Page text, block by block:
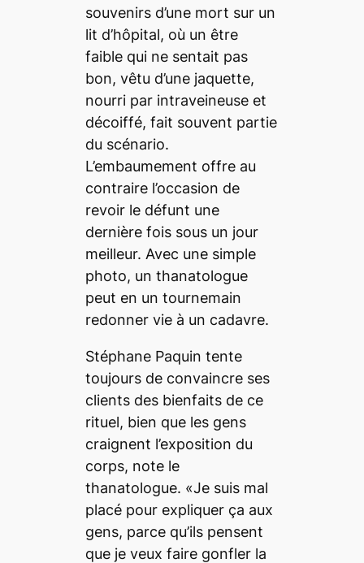
souvenirs d’une mort sur un
lit d’hôpital, où un être
faible qui ne sentait pas
bon, vêtu d’une jaquette,
nourri par intraveineuse et
décoiffé, fait souvent partie
du scénario.
L’embaumement offre au
contraire l’occasion de
revoir le défunt une
dernière fois sous un jour
meilleur. Avec une simple
photo, un thanatologue
peut en un tournemain
redonner vie à un cadavre.
Stéphane Paquin tente
toujours de convaincre ses
clients des bienfaits de ce
rituel, bien que les gens
craignent l’exposition du
corps, note le
thanatologue. «Je suis mal
placé pour expliquer ça aux
gens, parce qu’ils pensent
que je veux faire gonfler la